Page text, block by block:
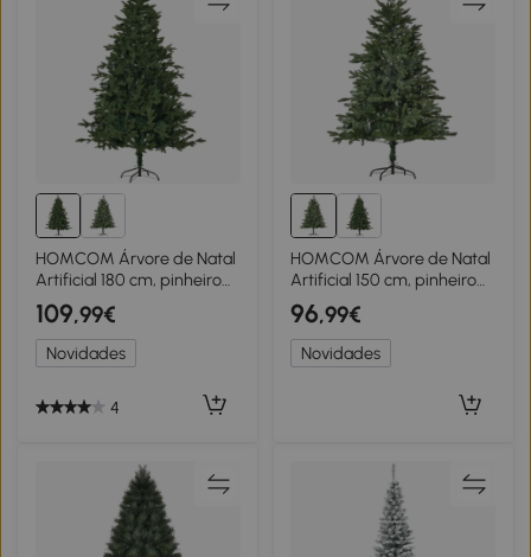
HOMCOM Árvore de Natal
Artificial 180 cm, pinheiro
artificial com 748 pontas, 3
formas de folhagem,
retardante de chama, com
suporte metálico para
109,99€
Novidades
4
HOMCOM Árvore de Natal
Artificial 150 cm, pinheiro
artificial com 444 pontas, 3
formatos de folhas,
retardante de chamas,
com suporte metálico para
96,99€
Novidades